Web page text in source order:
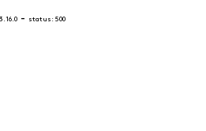
- status: 500